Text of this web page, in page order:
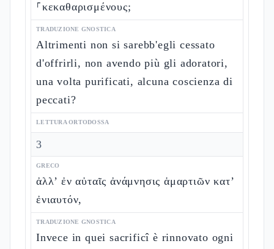
⸀κεκαθαρισμένους;
TRADUZIONE GNOSTICA
Altrimenti non si sarebb'egli cessato
d'offrirli, non avendo più gli adoratori,
una volta purificati, alcuna coscienza di
peccati?
LETTURA ORTODOSSA
3
GRECO
ἀλλ’ ἐν αὐταῖς ἀνάμνησις ἁμαρτιῶν κατ’
ἐνιαυτόν,
TRADUZIONE GNOSTICA
Invece in quei sacrificî è rinnovato ogni